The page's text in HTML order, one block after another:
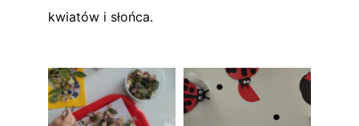
kwiatów i słońca.